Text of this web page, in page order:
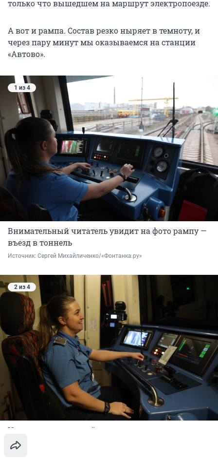
только что вышедшем на маршрут электропоезде.
А вот и рампа. Состав резко ныряет в темноту, и
через пару минут мы оказываемся на станции
«Автово».
1 из 4
Внимательный читатель увидит на фото рампу —
въезд в тоннель
Источник: Сергей Михайличенко/«Фонтанка.ру»
2 из 4
Несколько мгновений, и электропоезд
оказывается в полной темноте